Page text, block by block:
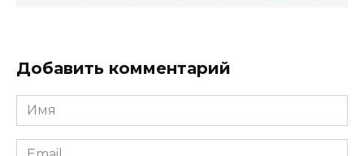
Добавить комментарий
Имя
*
Email